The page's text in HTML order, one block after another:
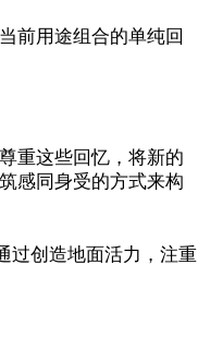
前用途组合的单纯回
重这些回忆，将新的
感同身受的方式来构
过创造地面活力，注重